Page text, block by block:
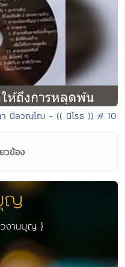
นีลวณฺโณ - (( นิโรธ )) # 10
วข้อง